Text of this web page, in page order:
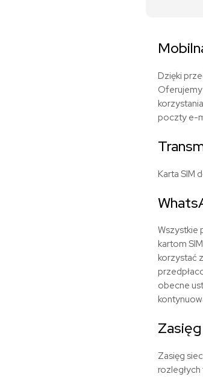
Dzięki
poczty e-
Karta SIM
Wszystkie
kartom
korzystać
obecne
Zasięg